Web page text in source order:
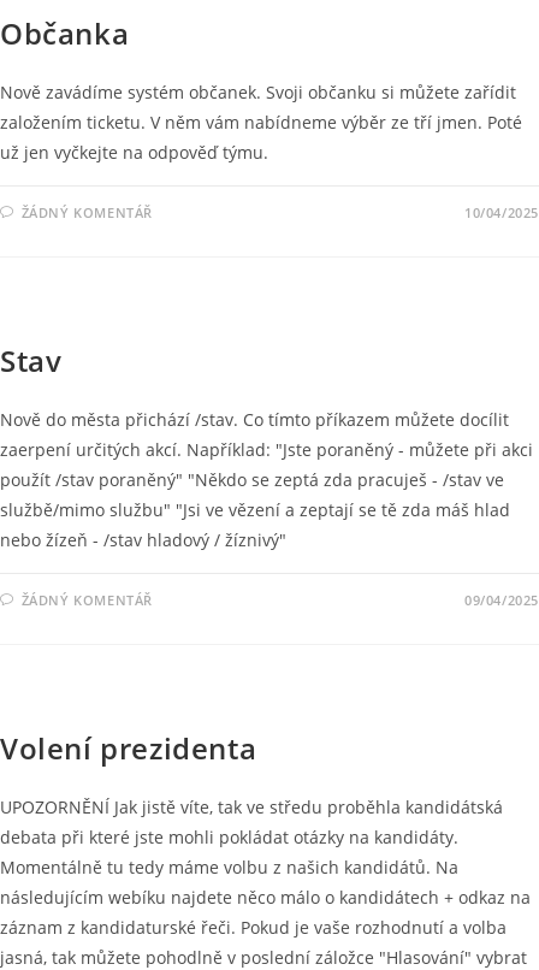
Občanka
Nově zavádíme systém občanek. Svoji občanku si můžete zařídit
založením ticketu. V něm vám nabídneme výběr ze tří jmen. Poté
už jen vyčkejte na odpověď týmu.
ŽÁDNÝ KOMENTÁŘ 10/04/2025
Stav
Nově do města přichází /stav. Co tímto příkazem můžete docílit
zaerpení určitých akcí. Například: "Jste poraněný - můžete při akci
použít /stav poraněný" "Někdo se zeptá zda pracuješ - /stav ve
službě/mimo službu" "Jsi ve vězení a zeptají se tě zda máš hlad
nebo žízeň - /stav hladový / žíznivý"
ŽÁDNÝ KOMENTÁŘ 09/04/2025
Volení prezidenta
UPOZORNĚNÍ Jak jistě víte, tak ve středu proběhla kandidátská
debata při které jste mohli pokládat otázky na kandidáty.
Momentálně tu tedy máme volbu z našich kandidátů. Na
následujícím webíku najdete něco málo o kandidátech + odkaz na
záznam z kandidaturské řeči. Pokud je vaše rozhodnutí a volba
jasná, tak můžete pohodlně v poslední záložce "Hlasování" vybrat